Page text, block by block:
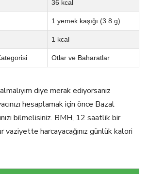
36 kcal
1 yemek kaşığı (3.8 g)
1 kcal
Otlar ve Baharatlar
diye merak ediyorsanız
hesaplamak için önce Bazal
bilmelisiniz. BMH, 12 saatlik bir
vaziyette harcayacağınız günlük kalori